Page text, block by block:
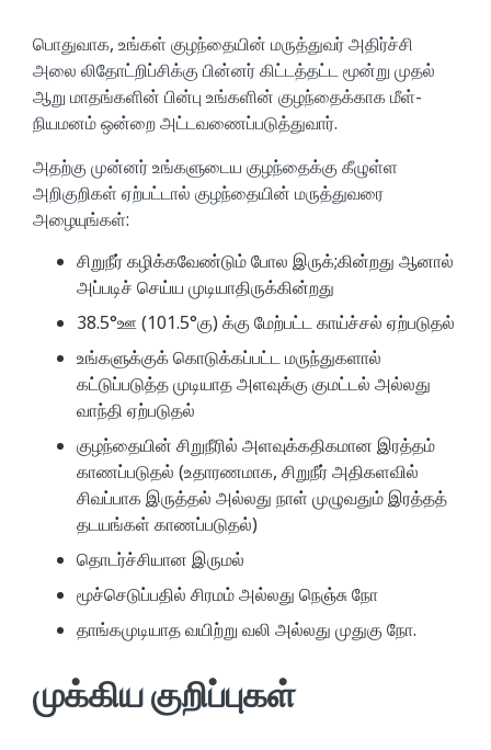
பொதுவாக, உங்கள் குழந்தையின் மருத்துவர் அதிர்ச்சி
அலை லிதோட்றிப்சிக்கு பின்னர் கிட்டத்தட்ட மூன்று முதல்
ஆறு மாதங்களின் பின்பு உங்களின் குழந்தைக்காக மீள்-
நியமனம் ஒன்றை அட்டவணைப்படுத்துவார்.
அதற்கு முன்னர் உங்களுடைய குழந்தைக்கு கீழுள்ள
அறிகுறிகள் ஏற்பட்டால் குழந்தையின் மருத்துவரை
அழையுங்கள்:
சிறுநீர் கழிக்கவேண்டும் போல இருக்;கின்றது ஆனால்
அப்படிச் செய்ய முடியாதிருக்கின்றது
38.5°ஊ (101.5°கு) க்கு மேற்பட்ட காய்ச்சல் ஏற்படுதல்
உங்களுக்குக் கொடுக்கப்பட்ட மருந்துகளால்
கட்டுப்படுத்த முடியாத அளவுக்கு குமட்டல் அல்லது
வாந்தி ஏற்படுதல்
குழந்தையின் சிறுநீரில் அளவுக்கதிகமான இரத்தம்
காணப்படுதல் (உதாரணமாக, சிறுநீர் அதிகளவில்
சிவப்பாக இருத்தல் அல்லது நாள் முழுவதும் இரத்தத்
தடயங்கள் காணப்படுதல்)
தொடர்ச்சியான இருமல்
மூச்செடுப்பதில் சிரமம் அல்லது நெஞ்சு நோ
தாங்கமுடியாத வயிற்று வலி அல்லது முதுகு நோ.
முக்கிய குறிப்புகள்